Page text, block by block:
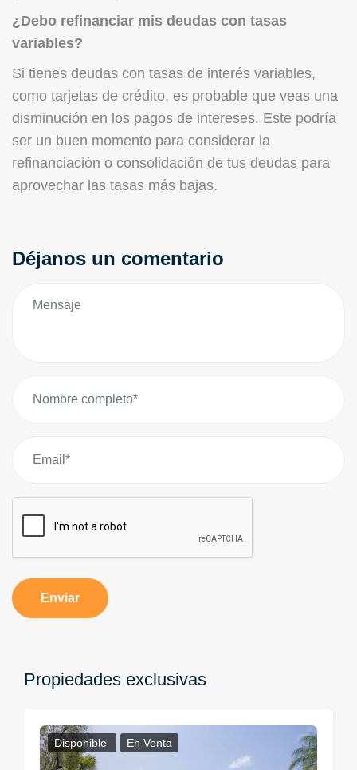
¿Debo refinanciar mis deudas con tasas
variables?
Si tienes deudas con tasas de interés variables,
como tarjetas de crédito, es probable que veas una
disminución en los pagos de intereses. Este podría
ser un buen momento para considerar la
refinanciación o consolidación de tus deudas para
aprovechar las tasas más bajas.
Déjanos un comentario
Enviar
Propiedades exclusivas
Disponible En Venta